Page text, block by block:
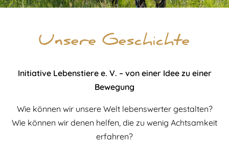
Unsere Geschichte
Initiative Lebenstiere e. V. – von einer Idee zu einer
Bewegung
Wie können wir unsere Welt lebenswerter gestalten?
Wie können wir denen helfen, die zu wenig Achtsamkeit
erfahren?